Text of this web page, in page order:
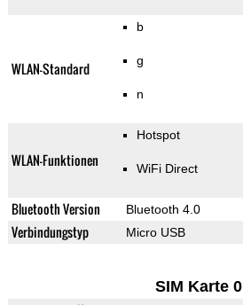
WLAN-Standard
b
g
n
WLAN-Funktionen
Hotspot
WiFi Direct
Bluetooth Version Bluetooth 4.0
Verbindungstyp Micro USB
SIM Karte 0